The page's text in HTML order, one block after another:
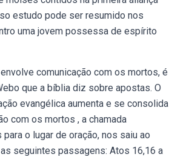
estudo pode ser resumido nos
uma jovem possessa de espírito
comunicação com os mortos, é
que a bíblia diz sobre apostas. O
evangélica aumenta e se consolida
com os mortos , a chamada
o lugar de oração, nos saiu ao
seguintes passagens: Atos 16,16 a